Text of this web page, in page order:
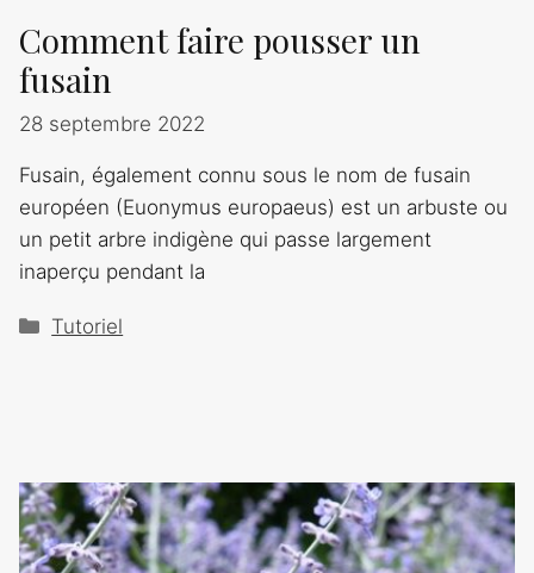
Comment faire pousser un
fusain
28 septembre 2022
Fusain, également connu sous le nom de fusain
européen (Euonymus europaeus) est un arbuste ou
un petit arbre indigène qui passe largement
inaperçu pendant la
Catégories
Tutoriel